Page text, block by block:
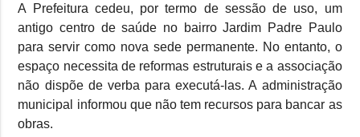
A Prefeitura cedeu, por termo de sessão de uso, um
antigo centro de saúde no bairro Jardim Padre Paulo
para servir como nova sede permanente. No entanto, o
espaço necessita de reformas estruturais e a associação
não dispõe de verba para executá-las. A administração
municipal informou que não tem recursos para bancar as
obras.